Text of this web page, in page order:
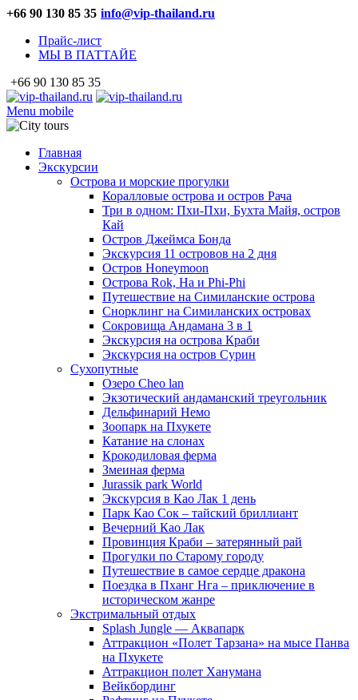
+66 90 130 85 35 info@vip-thailand.ru
Прайс-лист
МЫ В ПАТТАЙЕ
+66 90 130 85 35
Menu mobile
Главная
Экскурсии
Острова и морские прогулки
Коралловые острова и остров Рача
Три в одном: Пхи-Пхи, Бухта Майя, остров
Кай
Остров Джеймса Бонда
Экскурсия 11 островов на 2 дня
Остров Honeymoon
Острова Rok, Ha и Phi-Phi
Путешествие на Симиланские острова
Снорклинг на Симиланских островах
Сокровища Андамана 3 в 1
Экскурсия на острова Краби
Экскурсия на остров Сурин
Сухопутные
Озеро Cheo lan
Экзотический андаманский треугольник
Дельфинарий Немо
Зоопарк на Пхукете
Катание на слонах
Крокодиловая ферма
Змеиная ферма
Jurassik park World
Экскурсия в Као Лак 1 день
Парк Као Сок – тайский бриллиант
Вечерний Као Лак
Провинция Краби – затерянный рай
Прогулки по Старому городу
Путешествие в самое сердце дракона
Поездка в Пханг Нга – приключение в
историческом жанре
Экстримальный отдых
Splash Jungle — Аквапарк
Аттракцион «Полет Тарзана» на мысе Панва
на Пхукете
Аттракцион полет Ханумана
Вейкбординг